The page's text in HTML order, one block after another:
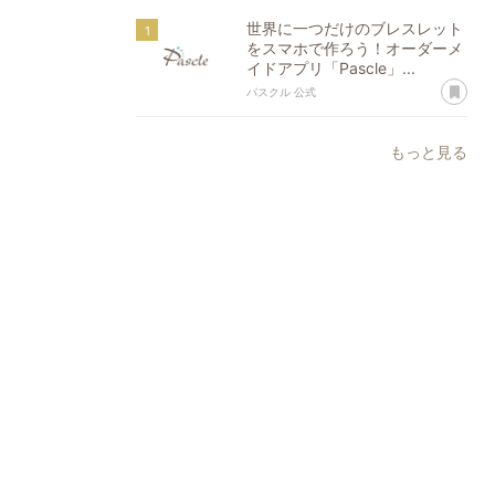
世界に一つだけのブレスレット
をスマホで作ろう！オーダーメ
イドアプリ「Pascle」...
パスクル 公式 あ
もっと見る